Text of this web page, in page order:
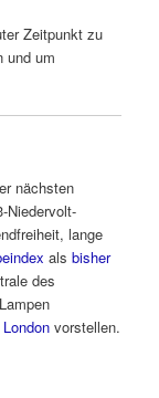
Zeitpunkt zu
und um
nächsten
Niedervolt-
lange
alsbisher
des
vorstellen.